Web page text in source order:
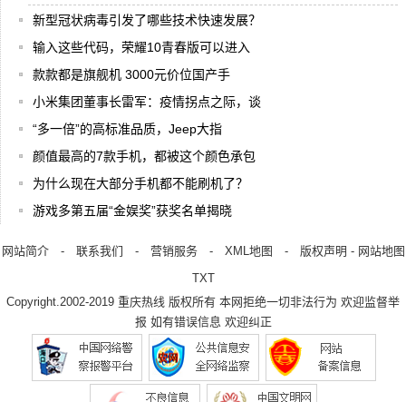
新型冠状病毒引发了哪些技术快速发展？
输入这些代码，荣耀10青春版可以进入
款款都是旗舰机 3000元价位国产手
小米集团董事长雷军：疫情拐点之际，谈
“多一倍”的高标准品质，Jeep大指
颜值最高的7款手机，都被这个颜色承包
为什么现在大部分手机都不能刷机了？
游戏多第五届“金娱奖”获奖名单揭晓
网站简介- 联系我们 - 营销服务- XML地图 - 版权声明 - 网站地图
TXT
Copyright.2002-2019 重庆热线 版权所有 本网拒绝一切非法行为 欢迎监督举
报 如有错误信息 欢迎纠正